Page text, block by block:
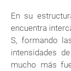
En su
encuentra
S, formando
intensidades
mucho más